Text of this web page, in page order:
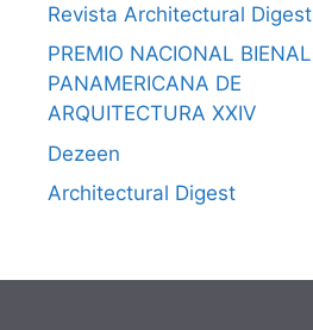
Revista Architectural Digest
PREMIO NACIONAL BIENAL
PANAMERICANA DE
ARQUITECTURA XXIV
Dezeen
Architectural Digest